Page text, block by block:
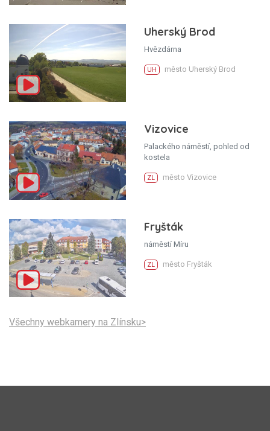
Uherský Brod
Hvězdárna
UH město Uherský Brod
Vizovice
Palackého náměstí, pohled od
kostela
ZL město Vizovice
Fryšták
náměstí Míru
ZL město Fryšták
Všechny webkamery na Zlínsku>